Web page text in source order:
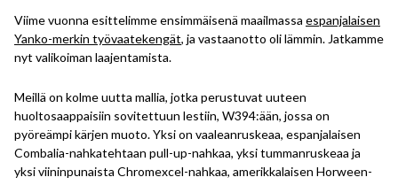
Viime vuonna esittelimme ensimmäisenä maailmassa espanjalaisen
Yanko-merkin työvaatekengät, ja vastaanotto oli lämmin. Jatkamme
nyt valikoiman laajentamista.
Meillä on kolme uutta mallia, jotka perustuvat uuteen
huoltosaappaisiin sovitettuun lestiin, W394:ään, jossa on
pyöreämpi kärjen muoto. Yksi on vaaleanruskeaa, espanjalaisen
Combalia-nahkatehtaan pull-up-nahkaa, yksi tummanruskeaa ja
yksi viininpunaista Chromexcel-nahkaa, amerikkalaisen Horween-